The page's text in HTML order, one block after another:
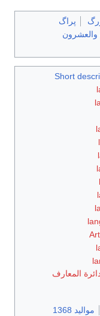
پراگ
والعشرون
Short
المعارف
مواليد 1368